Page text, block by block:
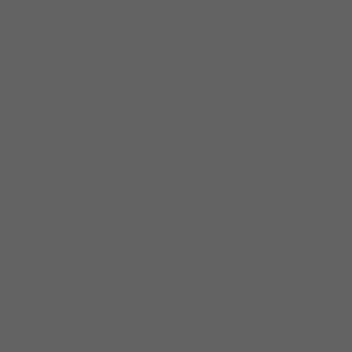
da Raiz de Galanga, Edetato Dissódico,
Cinamal, Citronelol, Metabissulfito de Sódio,
dia (pela manhã e à noite), associado ao uso
tom e na textura da pele, bem como na
ativo inovador, graças à sua nanotecnologia
solar. O nano resveratrol também
todos os dias, seguindo as indicações de